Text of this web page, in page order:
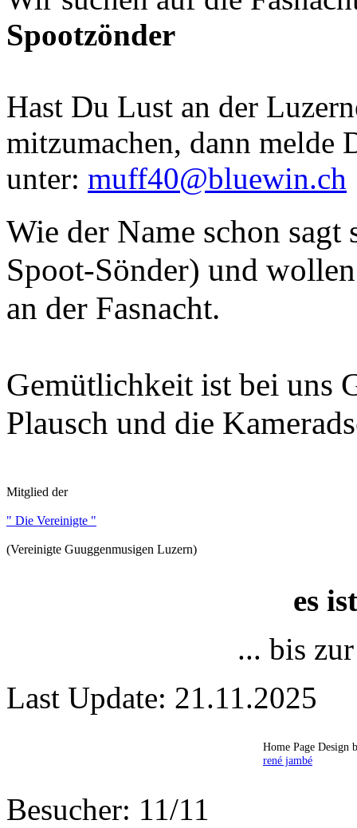
Spootzönder
Hast Du Lust an der
mitzumachen, dann melde
unter: muff40@bluewin.ch
Wie der Name schon
Spoot-Sönder) und
an der Fasnacht.
Gemütlichkeit ist bei uns
Plausch und die
Mitglied der
" Die Vereinigte "
(Vereinigte Guuggenmusigen Luzern)
es
... bis
Last Update: 21.11.2025
Home Page Design
rené jambé
Besucher: 11/11